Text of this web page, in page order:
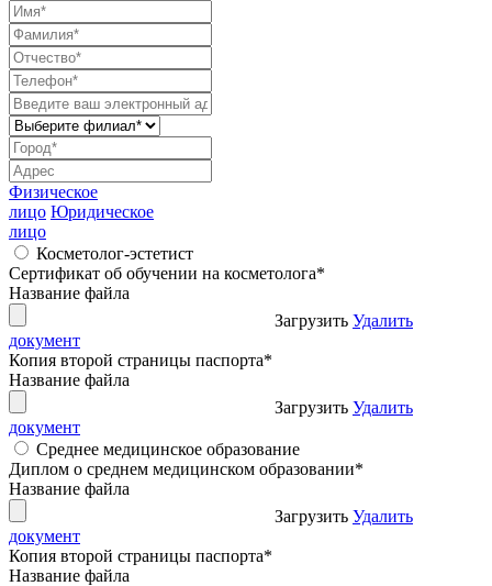
Физическое
лицо Юридическое
лицо
Косметолог-эстетист
Сертификат об обучении на косметолога*
Название файла
Загрузить Удалить
документ
Копия второй страницы паспорта*
Название файла
Загрузить Удалить
документ
Среднее медицинское образование
Диплом о среднем медицинском образовании*
Название файла
Загрузить Удалить
документ
Копия второй страницы паспорта*
Название файла